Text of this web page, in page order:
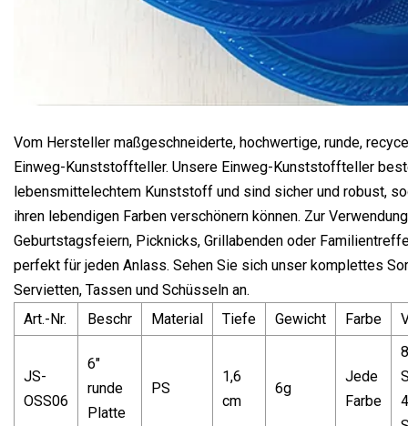
Vom Hersteller maßgeschneiderte, hochwertige, runde,
Einweg-Kunststoffteller. Unsere Einweg-Kunststoffteller
lebensmittelechtem Kunststoff und sind sicher und robust,
ihren lebendigen Farben verschönern können. Zur
Geburtstagsfeiern, Picknicks, Grillabenden oder
perfekt für jeden Anlass. Sehen Sie sich unser komplettes
Servietten, Tassen und Schüsseln an.
Art.-Nr.
Beschr Material Tiefe Gewicht Farbe
JS-
OSS06
6"
runde
Platte
PS
1,6
cm
6g
Jede
Farbe
8